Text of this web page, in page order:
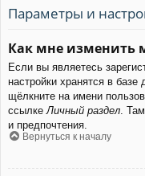
Параметры и
Как мне изменить
Если вы являетесь
настройки хранятся в
щёлкните на имени
ссылкеЛичный раздел.
и предпочтения.
Вернуться к началу